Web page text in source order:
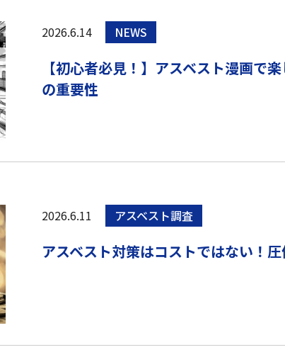
2026.6.14 NEWS
【初心者必見！】アスベスト漫画で
の重要性
2026.6.11 アスベスト調査
アスベスト対策はコストではない！